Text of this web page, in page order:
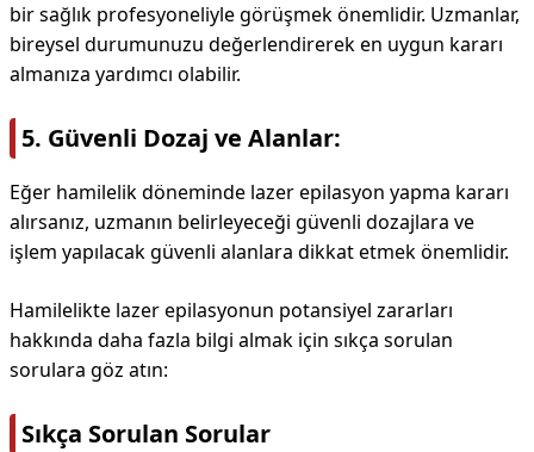
bir sağlık profesyoneliyle görüşmek önemlidir. Uzmanlar,
bireysel durumunuzu değerlendirerek en uygun kararı
almanıza yardımcı olabilir.
5. Güvenli Dozaj ve Alanlar:
Eğer hamilelik döneminde lazer epilasyon yapma kararı
alırsanız, uzmanın belirleyeceği güvenli dozajlara ve
işlem yapılacak güvenli alanlara dikkat etmek önemlidir.
Hamilelikte lazer epilasyonun potansiyel zararları
hakkında daha fazla bilgi almak için sıkça sorulan
sorulara göz atın:
Sıkça Sorulan Sorular